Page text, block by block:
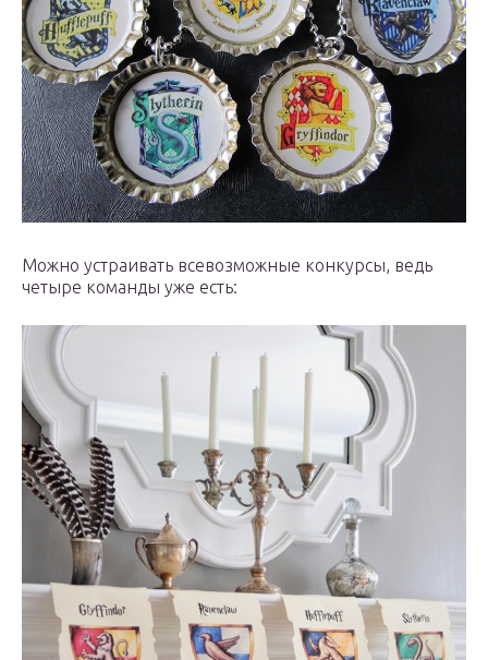
Можно устраивать всевозможные конкурсы, ведь
четыре команды уже есть: